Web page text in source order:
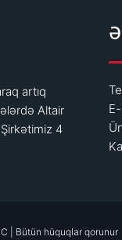
artıq
Altair
4
| Bütün hüquqlar qorunur